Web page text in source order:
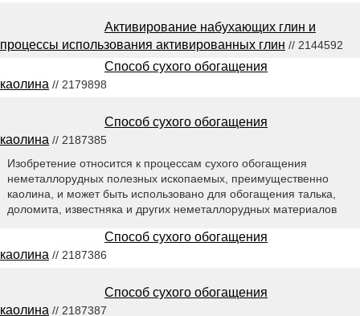
Активирование набухающих глин и
процессы использования активированных глин // 2144592
Способ сухого обогащения
каолина // 2179898
Способ сухого обогащения
каолина // 2187385
Изобретение относится к процессам сухого обогащения
неметаллорудных полезных ископаемых, преимущественно
каолина, и может быть использовано для обогащения талька,
доломита, известняка и других неметаллорудных материалов
Способ сухого обогащения
каолина // 2187386
Способ сухого обогащения
каолина // 2187387